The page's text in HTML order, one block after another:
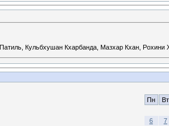
Кульбхушан Кхарбанда, Мазхар Кхан, Рохини
Пн Вт
6
7